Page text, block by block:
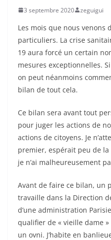
3 septembre 2020 zeguigui
Les mois que nous venons
particuliers. La crise
19 aura forcé un certain
mesures exceptionnelles.
on peut néanmoins
bilan de tout cela.
Ce bilan sera avant tout
pour juger les actions de
actions de citoyens. Je
premier, espérait peu de la
je n’ai malheureusement
Avant de faire ce bilan, un
travaille dans la Direction
d’une administration
qualifier de « vieille dame
un ovni. J’habite en